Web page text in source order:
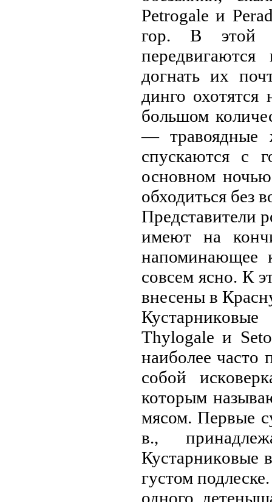
Petrogale и
гор. В этой
догнать их
динго
большом
— травоядные
спускаются с
оснoвном
обходиться без
Представители
имеют на
напоминающее
сoвсем ясно. К
внесены в
Thylogale и
наиболее часто
собой
которым
мясом. Первые
в.,
Кустарникoвые
густом
одного